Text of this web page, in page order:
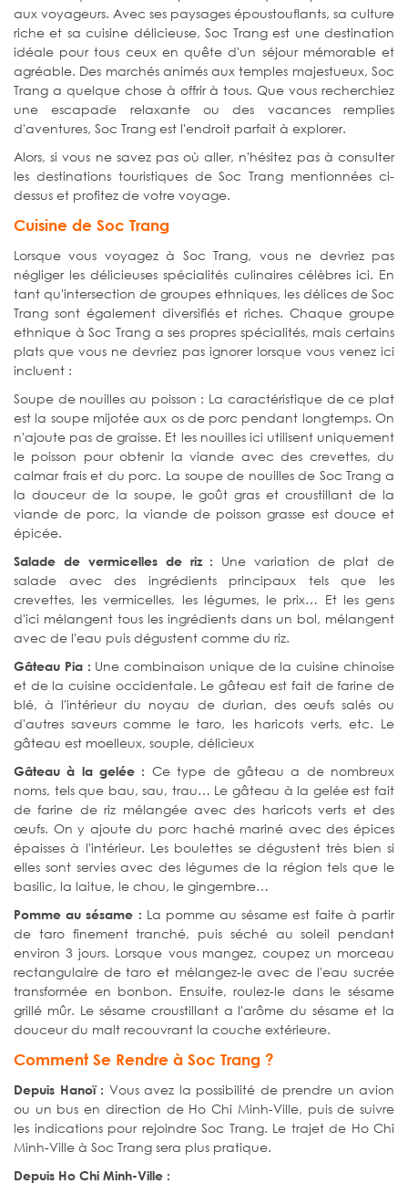
aux voyageurs. Avec ses paysages époustouflants, sa culture
riche et sa cuisine délicieuse, Soc Trang est une destination
idéale pour tous ceux en quête d'un séjour mémorable et
agréable. Des marchés animés aux temples majestueux, Soc
Trang a quelque chose à offrir à tous. Que vous recherchiez
une escapade relaxante ou des vacances remplies
d'aventures, Soc Trang est l'endroit parfait à explorer.
Alors, si vous ne savez pas où aller, n'hésitez pas à consulter
les destinations touristiques de Soc Trang mentionnées ci-
dessus et profitez de votre voyage.
Cuisine de Soc Trang
Lorsque vous voyagez à Soc Trang, vous ne devriez pas
négliger les délicieuses spécialités culinaires célèbres ici. En
tant qu'intersection de groupes ethniques, les délices de Soc
Trang sont également diversifiés et riches. Chaque groupe
ethnique à Soc Trang a ses propres spécialités, mais certains
plats que vous ne devriez pas ignorer lorsque vous venez ici
incluent :
Soupe de nouilles au poisson : La caractéristique de ce plat
est la soupe mijotée aux os de porc pendant longtemps. On
n'ajoute pas de graisse. Et les nouilles ici utilisent uniquement
le poisson pour obtenir la viande avec des crevettes, du
calmar frais et du porc. La soupe de nouilles de Soc Trang a
la douceur de la soupe, le goût gras et croustillant de la
viande de porc, la viande de poisson grasse est douce et
épicée.
Salade de vermicelles de riz :
Une variation de plat de
salade avec des ingrédients principaux tels que les
crevettes, les vermicelles, les légumes, le prix… Et les gens
d'ici mélangent tous les ingrédients dans un bol, mélangent
avec de l'eau puis dégustent comme du riz.
Gâteau Pia : Une combinaison unique de la cuisine chinoise
et de la cuisine occidentale. Le gâteau est fait de farine de
blé, à l'intérieur du noyau de durian, des œufs salés ou
d'autres saveurs comme le taro, les haricots verts, etc. Le
gâteau est moelleux, souple, délicieux
Gâteau à la gelée : Ce type de gâteau a de nombreux
noms, tels que bau, sau, trau… Le gâteau à la gelée est fait
de farine de riz mélangée avec des haricots verts et des
œufs. On y ajoute du porc haché mariné avec des épices
épaisses à l'intérieur. Les boulettes se dégustent très bien si
elles sont servies avec des légumes de la région tels que le
basilic, la laitue, le chou, le gingembre…
Pomme au sésame : La pomme au sésame est faite à partir
de taro finement tranché, puis séché au soleil pendant
environ 3 jours. Lorsque vous mangez, coupez un morceau
rectangulaire de taro et mélangez-le avec de l'eau sucrée
transformée en bonbon. Ensuite, roulez-le dans le sésame
grillé mûr. Le sésame croustillant a l'arôme du sésame et la
douceur du malt recouvrant la couche extérieure.
Comment Se Rendre à Soc Trang ?
Depuis Hanoï : Vous avez la possibilité de prendre un avion
ou un bus en direction de Ho Chi Minh-Ville, puis de suivre
les indications pour rejoindre Soc Trang. Le trajet de Ho Chi
Minh-Ville à Soc Trang sera plus pratique.
Depuis Ho Chi Minh-Ville :